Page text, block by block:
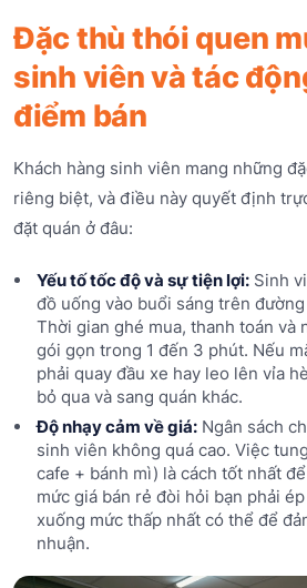
Đặc thù thói quen
sinh viên và tác
điểm bán
Khách hàng sinh viên mang những
riêng biệt, và điều này quyết định
đặt quán ở đâu:
Yếu tố tốc độ và sự tiện lợi:Sinh
đồ uống vào buổi sáng trên
Thời gian ghé mua, thanh toán và
gói gọn trong 1 đến 3 phút. Nếu
phải quay đầu xe hay leo lên vỉa
bỏ qua và sang quán khác.
Độ nhạy cảm về giá:Ngân sách
sinh viên không quá cao. Việc
cafe + bánh mì) là cách tốt nhất
mức giá bán rẻ đòi hỏi bạn phải
xuống mức thấp nhất có thể để
nhuận.